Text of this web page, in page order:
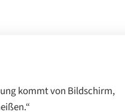
kommt von Bildschirm,